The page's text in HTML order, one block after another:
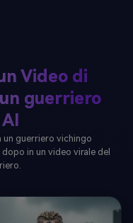
Video di
guerriero
guerriero vichingo
in un video virale del